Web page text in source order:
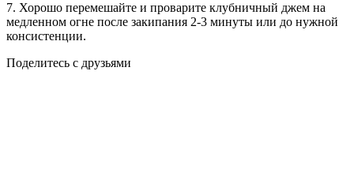
7. Хорошо перемешайте и проварите клубничный джем на
медленном огне после закипания 2-3 минуты или до нужной
консистенции.
Поделитесь с друзьями